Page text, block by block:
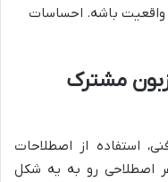
واقعیت باشه. احساسات
زبون مشترک
استفاده از اصطلاحات
اصطلاحی رو به یه شکل